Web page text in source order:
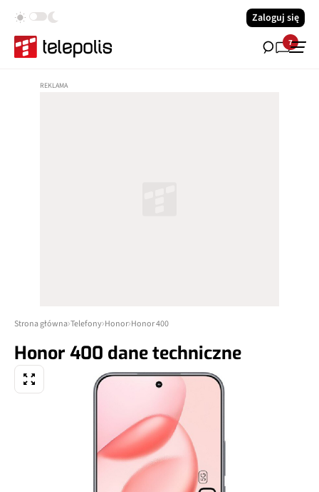
Zaloguj się
7
Strona główna Telefony Honor Honor 400
Honor 400 dane techniczne